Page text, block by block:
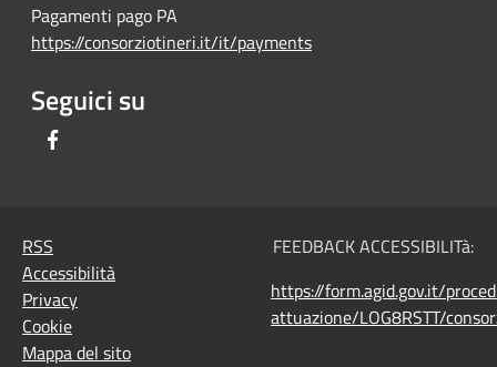
Pagamenti pago PA
https://consorziotineri.it/it/payments
Seguici su
RSS
Accessibilità
Privacy
Cookie
Mappa del sito
FEEDBACK ACCESSIBILITà:
https://form.agid.gov.it/
attuazione/LOG8RSTT/